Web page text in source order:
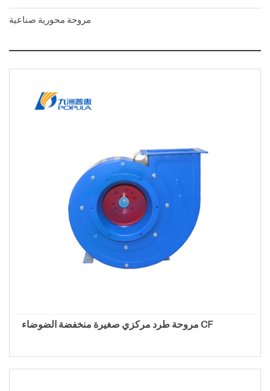
مروحة محورية صناعية
مروحة طرد مركزي صغيرة منخفضة الضوضاء CF